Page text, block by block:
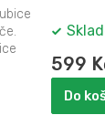
1004
599
Do